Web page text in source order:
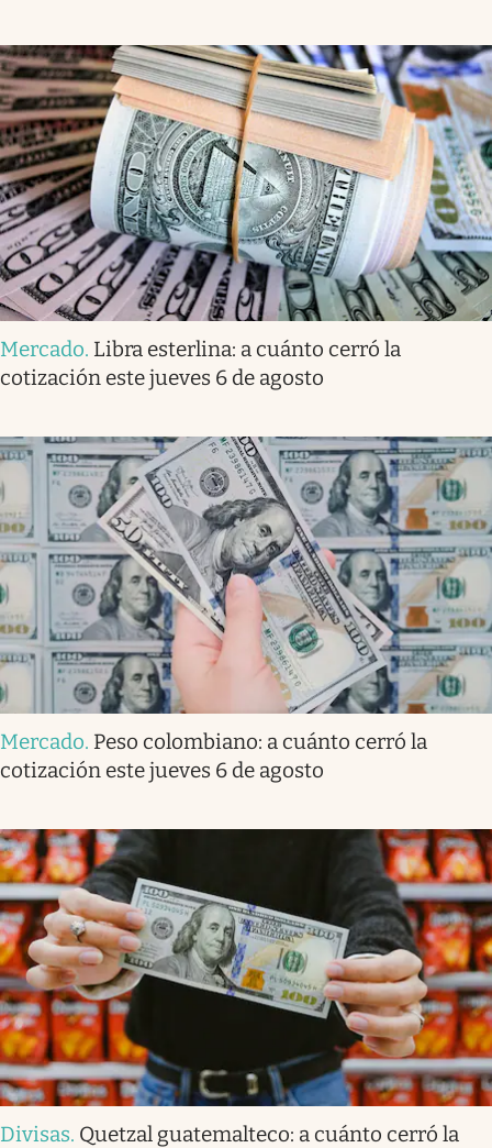
Mercado. Libra esterlina: a cuánto cerró la
cotización este jueves 6 de agosto
Mercado. Peso colombiano: a cuánto cerró la
cotización este jueves 6 de agosto
Divisas. Quetzal guatemalteco: a cuánto cerró la